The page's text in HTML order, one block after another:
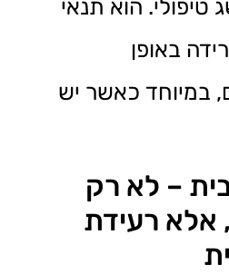
טיפולי. הוא תנאי
באופן
במיוחד כאשר יש
– לא רק
אלא רעידת